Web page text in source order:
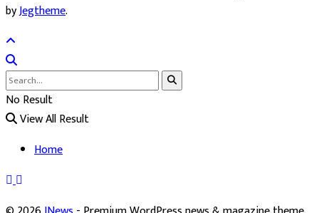
byJegtheme.
No Result
View All Result
Home